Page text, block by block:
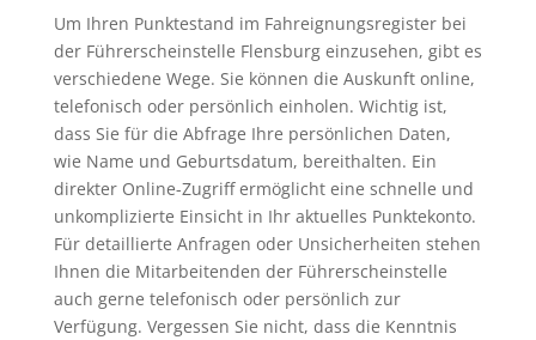
Um Ihren Punktestand im Fahreignungsregister bei
der Führerscheinstelle Flensburg einzusehen, gibt es
verschiedene Wege. Sie können die Auskunft online,
telefonisch oder persönlich einholen. Wichtig ist,
dass Sie für die Abfrage Ihre persönlichen Daten,
wie Name und Geburtsdatum, bereithalten. Ein
direkter Online-Zugriff ermöglicht eine schnelle und
unkomplizierte Einsicht in Ihr aktuelles Punktekonto.
Für detaillierte Anfragen oder Unsicherheiten stehen
Ihnen die Mitarbeitenden der Führerscheinstelle
auch gerne telefonisch oder persönlich zur
Verfügung. Vergessen Sie nicht, dass die Kenntnis